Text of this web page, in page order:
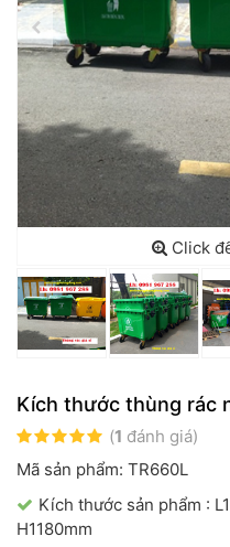
Click
Kích thước thùng rác
(1 đánh giá)
Mã sản phẩm: TR660L
Kích thước sản phẩm :
H1180mm